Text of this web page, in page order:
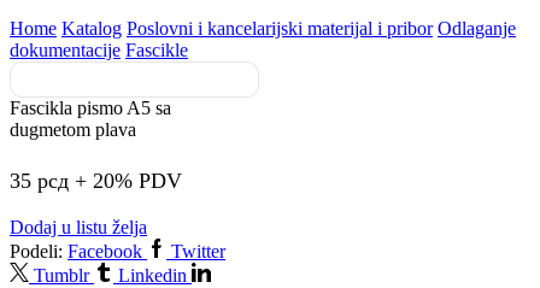
Home Katalog Poslovni i kancelarijski materijal i pribor Odlaganje
dokumentacije Fascikle
Fascikla pismo A5 sa
dugmetom plava
35 рсд + 20% PDV
Dodaj u listu želja
Podeli: Facebook
Twitter
Tumblr
Linkedin